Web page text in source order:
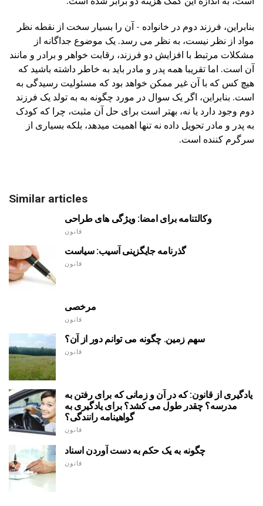
بنابراین، فرزند دوم در خانواده - آن را بسیار سخت از نقطه نظر
مواد از نظر نیست، به نظر می رسد. یک موضوع جداگانه از
مشکلات مرتبط با افزایش دو فرزند، رقابت خواهر و برادر و مانند
آن است. اما تقریبا همه پدر و مادر باید به خاطر داشته باشید که
هیچ کس که با آن غیر ممکن خواهد بود که مسئولیت رسیدگی به
است. بنابراین، اگر یک سوال در مورد چگونه به به تولد یک فرزند
دوم وجود دارد یا نه، بهتر است برای حل آن مثبت، چرا که کودک
به پدر و مادر تحویل داده نه تنها اهمیت میدهد، بلکه بسیاری از
سرگرم کننده است.
Similar articles
وکالتنامه برای امضا: ویژگی های طراحی
قانون
گذرنامه جایگزینی آسیب: سیاست
قانون
مرخصی
قانون
سهم زمین. چگونه می توانم دور از آن؟
قانون
یادگیری از قانون: که در آن و زمانی که برای رفتن به
مدرسه؟ چقدر طول می کشد؟ برای یادگیری به
گواهینامه رانندگی؟
قانون
چگونه به یک حکم به دست آوردن اسناد
قانون